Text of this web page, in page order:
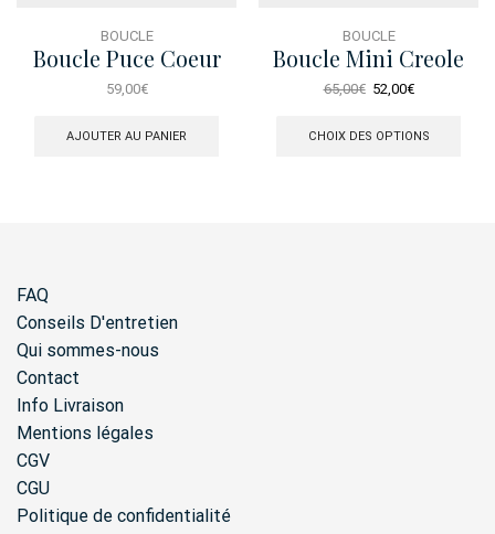
BOUCLE
Boucle Puce Coeur
Dore Perle
59,00€
AJOUTER AU PANIER
BOUCLE
Boucle Mini Creole
Spiral Enamel
65,00€ Le
initial
52,00€Le
actuel
CHOIX DES OPTIONS
FAQ
Conseils D'entretien
Qui sommes-nous
Contact
Info Livraison
Mentions légales
CGV
CGU
Politique de confidentialité